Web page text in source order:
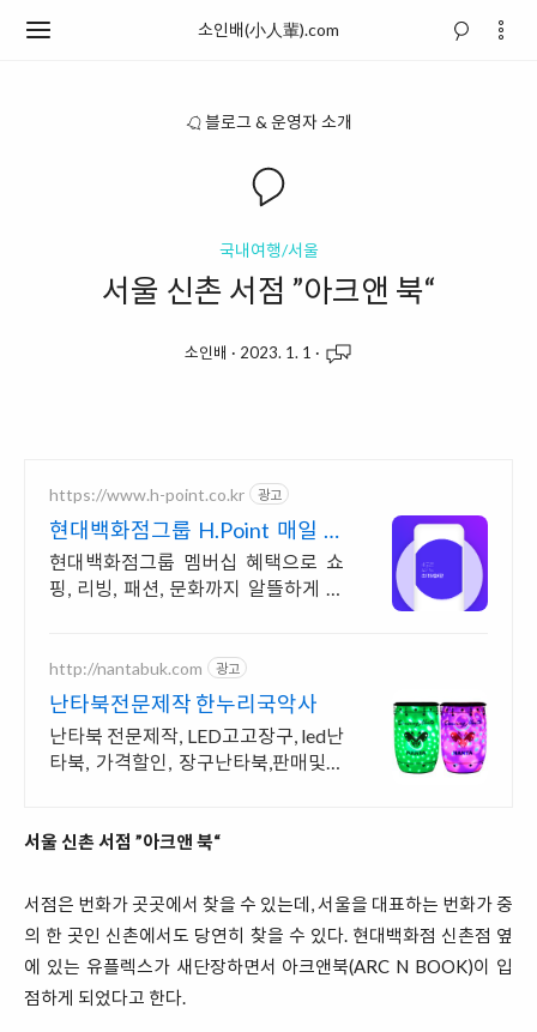
소인배(小人輩).com
블로그 & 운영자 소개
국내여행/서울
서울 신촌 서점 ”아크앤 북“
소인배 · 2023. 1. 1 ·
https://www.h-point.co.kr 광고
현대백화점그룹 H.Point 매일 최
대 5천 포인트 적립
현대백화점그룹 멤버십 혜택으로 쇼
핑, 리빙, 패션, 문화까지 알뜰하게 즐
http://nantabuk.com 광고
난타북전문제작 한누리국악사
난타북 전문제작, LED고고장구, led난
타북, 가격할인, 장구난타북,판매및대
서울 신촌 서점 ”아크앤 북“
서점은 번화가 곳곳에서 찾을 수 있는데, 서울을 대표하는 번화가 중
의 한 곳인 신촌에서도 당연히 찾을 수 있다. 현대백화점 신촌점 옆
에 있는 유플렉스가 새단장하면서 아크앤북(ARC N BOOK)이 입
점하게 되었다고 한다.